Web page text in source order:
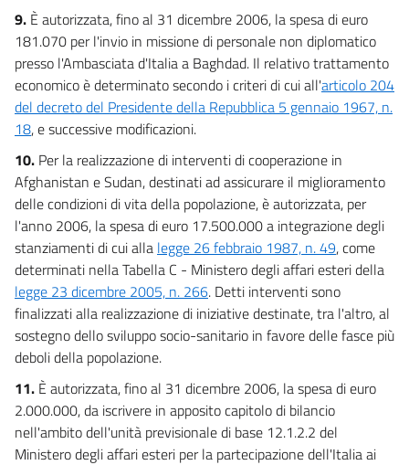
9. È autorizzata, fino al 31 dicembre 2006, la spesa di euro
181.070 per l'invio in missione di personale non diplomatico
presso l'Ambasciata d'Italia a Baghdad. Il relativo trattamento
economico è determinato secondo i criteri di cui all'articolo 204
del decreto del Presidente della Repubblica 5 gennaio 1967, n.
18, e successive modificazioni.
10. Per la realizzazione di interventi di cooperazione in
Afghanistan e Sudan, destinati ad assicurare il miglioramento
delle condizioni di vita della popolazione, è autorizzata, per
l'anno 2006, la spesa di euro 17.500.000 a integrazione degli
stanziamenti di cui alla legge 26 febbraio 1987, n. 49, come
determinati nella Tabella C - Ministero degli affari esteri della
legge 23 dicembre 2005, n. 266. Detti interventi sono
finalizzati alla realizzazione di iniziative destinate, tra l'altro, al
sostegno dello sviluppo socio-sanitario in favore delle fasce più
deboli della popolazione.
11. È autorizzata, fino al 31 dicembre 2006, la spesa di euro
2.000.000, da iscrivere in apposito capitolo di bilancio
nell'ambito dell'unità previsionale di base 12.1.2.2 del
Ministero degli affari esteri per la partecipazione dell'Italia ai